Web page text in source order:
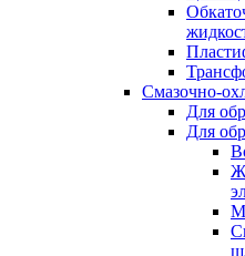
Смазочно-
Для
Для